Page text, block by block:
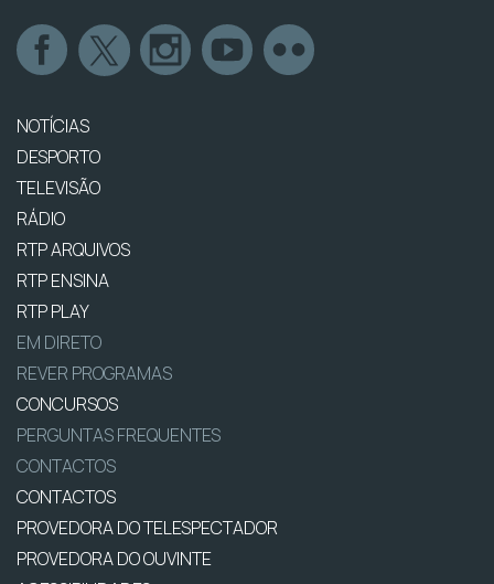
NOTÍCIAS
DESPORTO
TELEVISÃO
RÁDIO
RTP ARQUIVOS
RTP ENSINA
RTP PLAY
EM DIRETO
REVER PROGRAMAS
CONCURSOS
PERGUNTAS FREQUENTES
CONTACTOS
CONTACTOS
PROVEDORA DO TELESPECTADOR
PROVEDORA DO OUVINTE